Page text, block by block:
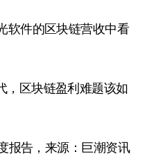
软件的区块链营收中看
报告，来源：巨潮资讯